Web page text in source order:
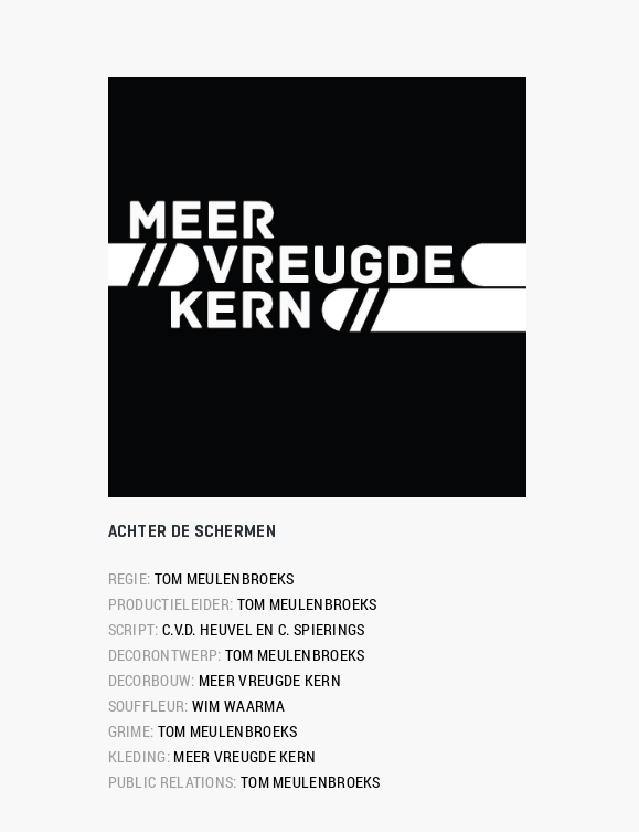
ACHTER DE SCHERMEN
REGIE: TOM MEULENBROEKS
PRODUCTIELEIDER: TOM MEULENBROEKS
SCRIPT: C.V.D. HEUVEL EN C. SPIERINGS
DECORONTWERP: TOM MEULENBROEKS
DECORBOUW: MEER VREUGDE KERN
SOUFFLEUR: WIM WAARMA
GRIME: TOM MEULENBROEKS
KLEDING: MEER VREUGDE KERN
PUBLIC RELATIONS: TOM MEULENBROEKS